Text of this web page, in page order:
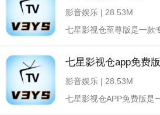
影音娱乐 | 28.53M
七星影视仓app免费版
影音娱乐 | 28.53M